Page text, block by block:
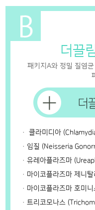
더끌
패키지A와 정밀 질염
ㆍ 클라미디아
ㆍ임질 (Neisseria
ㆍ유레아플라즈마
ㆍ마이코플라즈마 제니
ㆍ마이코플라즈마 호미
ㆍ트리코모나스